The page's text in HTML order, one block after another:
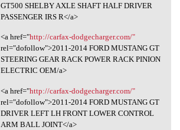
GT500 SHELBY AXLE SHAFT HALF DRIVER
PASSENGER IRS R</a>
<a href="http://carfax-dodgecharger.com/"
rel="dofollow">2011-2014 FORD MUSTANG GT
STEERING GEAR RACK POWER RACK PINION
ELECTRIC OEM/a>
<a href="http://carfax-dodgecharger.com/"
rel="dofollow">2011-2014 FORD MUSTANG GT
DRIVER LEFT LH FRONT LOWER CONTROL
ARM BALL JOINT</a>